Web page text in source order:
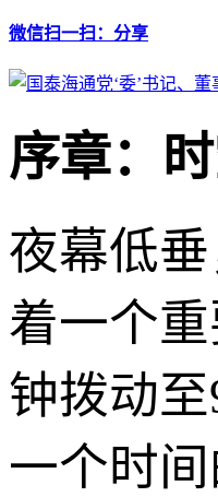
微信扫一扫：分享
序章：
夜幕低
着一个
钟拨动
一个时